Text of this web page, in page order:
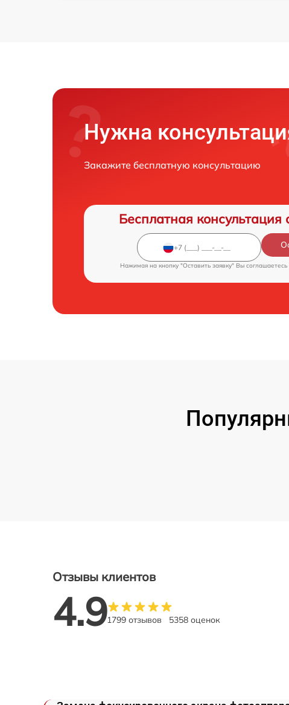
Нужна
Закажите бесплатную консультацию
Бесплатная консультация
Нажимая на кнопку "Оставить заявку" Вы соглашаетесь
Отзывы клиентов
4.91799 отзывов 5358 оценок